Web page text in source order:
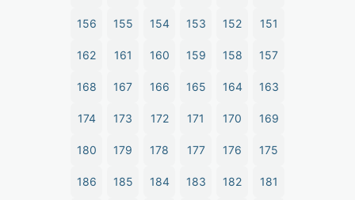
151
152
153
154
155
156
157
158
159
160
161
162
163
164
165
166
167
168
169
170
171
172
173
174
175
176
177
178
179
180
181
182
183
184
185
186